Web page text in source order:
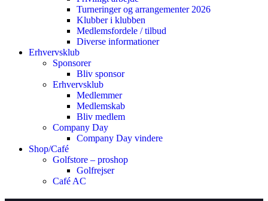
Turneringer og arrangementer 2026
Klubber i klubben
Medlemsfordele / tilbud
Diverse informationer
Erhvervsklub
Sponsorer
Bliv sponsor
Erhvervsklub
Medlemmer
Medlemskab
Bliv medlem
Company Day
Company Day vindere
Shop/Café
Golfstore – proshop
Golfrejser
Café AC